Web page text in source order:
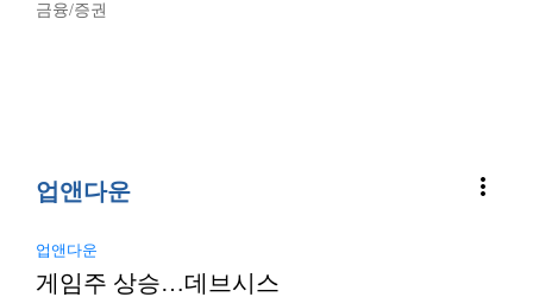
금융/증권
업앤다운 more_vert
업앤다운
게임주 상승…데브시스